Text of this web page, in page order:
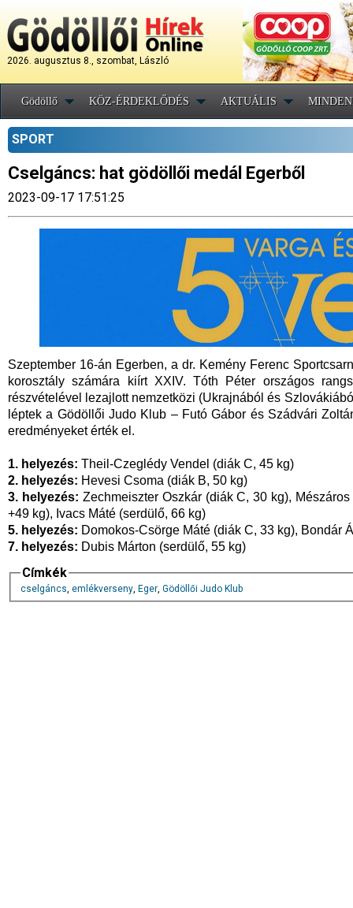
2026. augusztus 8., szombat, László
Gödöllő KÖZ-ÉRDEKLŐDÉS AKTUÁLIS
SPORT
Cselgáncs: hat gödöllői medál Egerből
2023-09-17 17:51:25
Szeptember 16-án Egerben, a dr. Kemény Ferenc
korosztály számára kiírt XXIV. Tóth Péter országos
részvételével lezajlott nemzetközi (Ukrajnából és
léptek a Gödöllői Judo Klub – Futó Gábor és Szádvári
eredményeket érték el.
1. helyezés: Theil-Czeglédy Vendel (diák C, 45 kg)
2. helyezés: Hevesi Csoma (diák B, 50 kg)
3. helyezés: Zechmeiszter Oszkár (diák C, 30 kg),
+49 kg), Ivacs Máté (serdülő, 66 kg)
5. helyezés: Domokos-Csörge Máté (diák C, 33 kg), Bondár
7. helyezés: Dubis Márton (serdülő, 55 kg)
Címkék
cselgáncs, emlékverseny, Eger, Gödöllői Judo Klub